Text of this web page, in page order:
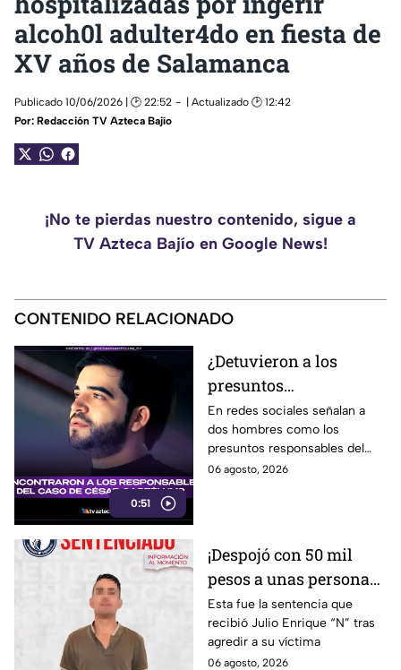
alcoh0l adulter4do en fiesta de
XV años de Salamanca
Publicado 10/06/2026 | 🕑 22:52
| Actualizado 🕑 12:42
Por: Redacción TV Azteca Bajío
¡No te pierdas nuestro contenido, sigue a
TV Azteca Bajío en Google News!
CONTENIDO RELACIONADO
0:51
¿Detuvieron a los
presuntos
responsables del caso
de César Gastélum?
Esto sabemos
En redes sociales señalan a
dos hombres como los
presuntos responsables del
hecho.
06 agosto, 2026
¡Despojó con 50 mil
pesos a unas personas
en Irapuato! Así fue
detenido el presunto
responsable
Esta fue la sentencia que
recibió Julio Enrique “N” tras
agredir a su víctima
06 agosto, 2026